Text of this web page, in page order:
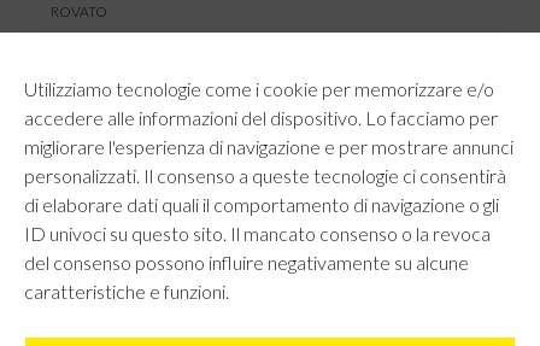
Utilizziamo tecnologie come i cookie per memorizzare e/o
accedere alle informazioni del dispositivo. Lo facciamo per
migliorare l'esperienza di navigazione e per mostrare annunci
personalizzati. Il consenso a queste tecnologie ci consentirà
di elaborare dati quali il comportamento di navigazione o gli
ID univoci su questo sito. Il mancato consenso o la revoca
del consenso possono influire negativamente su alcune
caratteristiche e funzioni.
ROVATO
RESI E RIMBORSI
REGOLAMENTO LOYALTY
CONTATTACI